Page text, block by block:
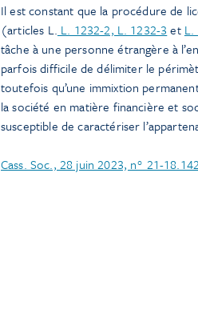
Il est constant que la procédure de
(articles L. L. 1232-2, L. 1232-3 et L.
tâche à une personne étrangère à
parfois difficile de délimiter le
toutefois qu’une immixtion
la société en matière financière et
susceptible de caractériser
Cass. Soc., 28 juin 2023, n° 21-